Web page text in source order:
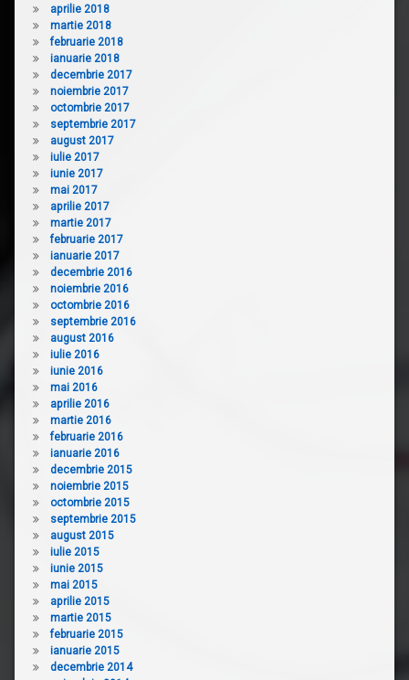
aprilie 2018
martie 2018
februarie 2018
ianuarie 2018
decembrie 2017
noiembrie 2017
octombrie 2017
septembrie 2017
august 2017
iulie 2017
iunie 2017
mai 2017
aprilie 2017
martie 2017
februarie 2017
ianuarie 2017
decembrie 2016
noiembrie 2016
octombrie 2016
septembrie 2016
august 2016
iulie 2016
iunie 2016
mai 2016
aprilie 2016
martie 2016
februarie 2016
ianuarie 2016
decembrie 2015
noiembrie 2015
octombrie 2015
septembrie 2015
august 2015
iulie 2015
iunie 2015
mai 2015
aprilie 2015
martie 2015
februarie 2015
ianuarie 2015
decembrie 2014